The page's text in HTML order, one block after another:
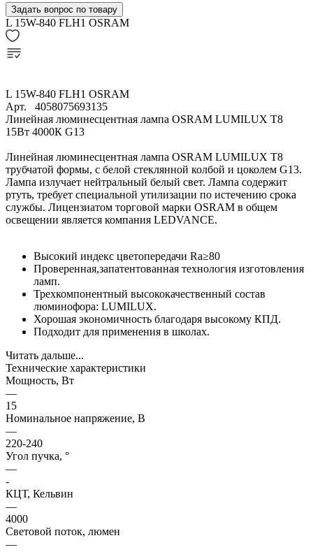
Задать вопрос по товару
L 15W-840 FLH1 OSRAM
L 15W-840 FLH1 OSRAM
Арт.
4058075693135
Линейная люминесцентная лампа OSRAM LUMILUX T8
15Вт 4000К G13
Линейная люминесцентная лампа OSRAM LUMILUX T8
трубчатой формы, с белой стеклянной колбой и цоколем G13.
Лампа излучает нейтральный белый свет. Лампа содержит
ртуть, требует специальной утилизации по истечению срока
службы. Лицензиатом торговой марки OSRAM в общем
освещении является компания LEDVANCE.
Высокий индекс цветопередачи Ra≥80
Проверенная,запатентованная технология изготовления
ламп.
Трехкомпонентный высококачественный состав
люминофора: LUMILUX.
Хорошая экономичность благодаря высокому КПД.
Подходит для применения в школах.
Читать дальше...
Технические характеристики
Мощность, Вт
—
15
Номинальное напряжение, В
—
220-240
Угол пучка, °
—
-
КЦТ, Кельвин
—
4000
Световой поток, люмен
—